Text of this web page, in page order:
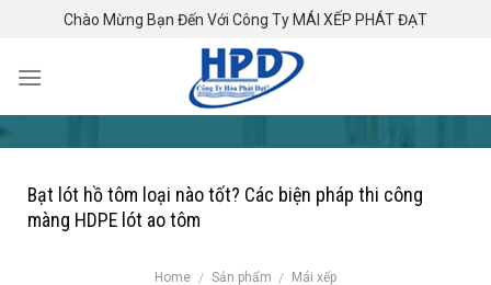
content
Chào Mừng Bạn Đến Với Công Ty MÁI XẾP PHÁT ĐẠT
Bạt lót hồ tôm loại nào tốt? Các biện pháp thi công
màng HDPE lót ao tôm
Home / Sản phẩm / Mái xếp